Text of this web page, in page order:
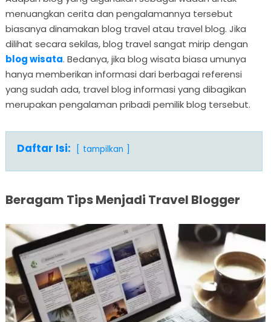
menuangkan cerita dan pengalamannya tersebut
biasanya dinamakan blog travel atau travel blog. Jika
dilihat secara sekilas, blog travel sangat mirip dengan
blog wisata. Bedanya, jika blog wisata biasa umunya
hanya memberikan informasi dari berbagai referensi
yang sudah ada, travel blog informasi yang dibagikan
merupakan pengalaman pribadi pemilik blog tersebut.
Daftar Isi: tampilkan
Beragam Tips Menjadi Travel Blogger